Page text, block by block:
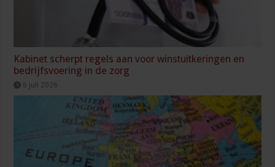
Kabinet scherpt regels aan voor winstuitkeringen en
bedrijfsvoering in de zorg
6 juli 2026